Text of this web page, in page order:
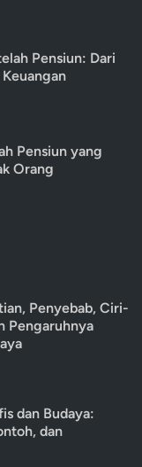
Pensiun: Dari
Pensiun yang
Orang
Penyebab, Ciri-
Pengaruhnya
dan Budaya:
dan